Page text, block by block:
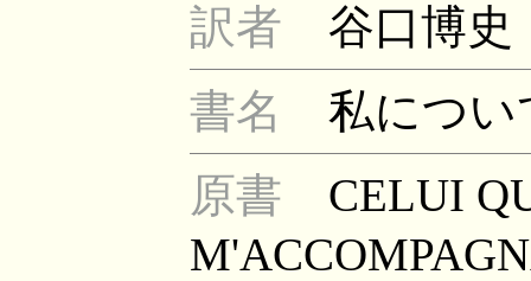
訳者 谷口博史
書名 私につい
原書 CELUI